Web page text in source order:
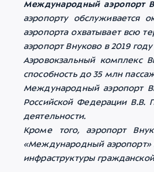
Международный аэропорт
аэропорту обслуживается
аэропорта охватывает всю
аэропорт Внуково в 2019
Аэровокзальный комплекс
способность до 35 млн
Международный аэропорт
Российской Федерации В.В.
деятельности.
Кроме того, аэропорт
«Международный аэропорт»
инфраструктуры